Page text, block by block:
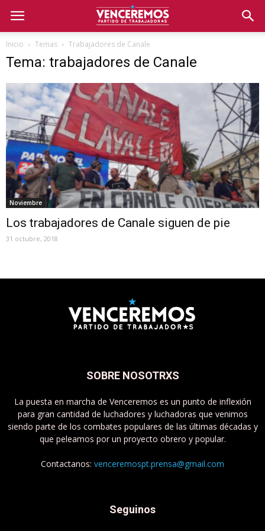
Inicio Temas Trabajadores de Canale
Tema: trabajadores de Canale
Noviembre
Los trabajadores de Canale siguen de pie
31 octubre, 2018
SOBRE NOSOTRXS
La puesta en marcha de Venceremos es un punto de inflexión
para gran cantidad de luchadores y luchadoras que venimos
siendo parte de los combates populares de las últimas décadas y
que peleamos por un proyecto obrero y popular.
Contactanos: venceremospt.prensa@gmail.com
Seguinos